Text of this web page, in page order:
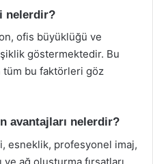
nelerdir?
ofis büyüklüğü ve
göstermektedir. Bu
bu faktörleri göz
avantajları nelerdir?
esneklik, profesyonel imaj,
ve ağ oluşturma fırsatları